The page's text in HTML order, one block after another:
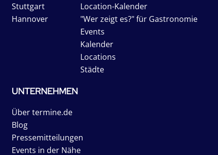
Stuttgart
Hannover
Location-Kalender
"Wer zeigt es?" für Gastronomie
Events
Kalender
Locations
Städte
UNTERNEHMEN
Über termine.de
Blog
Pressemitteilungen
Events in der Nähe